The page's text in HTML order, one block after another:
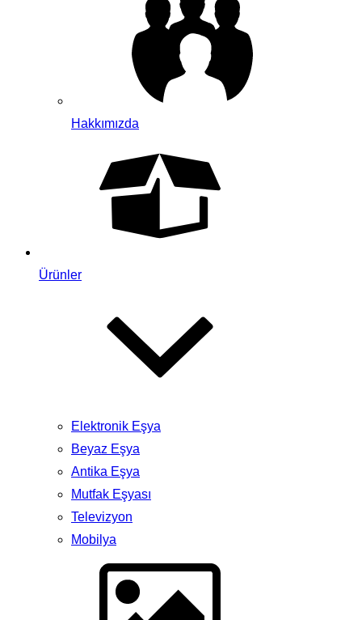
Hakkımızda
Ürünler
Elektronik Eşya
Beyaz Eşya
Antika Eşya
Mutfak Eşyası
Televizyon
Mobilya